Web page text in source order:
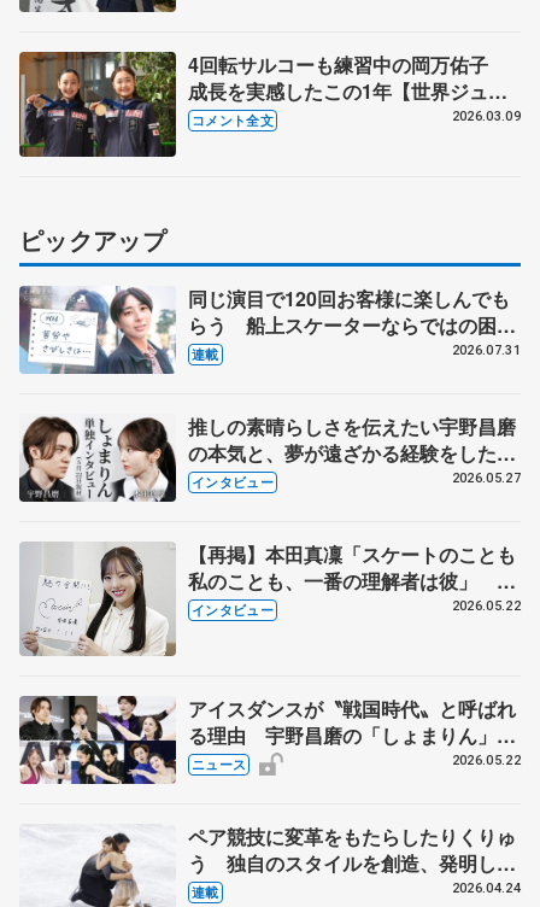
4回転サルコーも練習中の岡万佑子
成長を実感したこの1年【世界ジュニ
ア選手権・帰国後囲み】
コメント全文 2026.03.09
ピックアップ
同じ演目で120回お客様に楽しんでも
らう 船上スケーターならではの困難
とは 影響あったPIW前キャプテン松
連載 2026.07.31
推しの素晴らしさを伝えたい宇野昌磨
の本気と、夢が遠ざかる経験をした本
田真凜の覚悟
インタビュー 2026.05.27
【再掲】本田真凜「スケートのことも
私のことも、一番の理解者は彼」 引
退時の単独インタビューで語った競技
インタビュー 2026.05.22
アイスダンスが〝戦国時代〟と呼ばれ
る理由 宇野昌磨の「しょまりん」ら
実力者が相次いで参戦 国内の競争激
ニュース 2026.05.22
ペア競技に変革をもたらしたりくりゅ
う 独自のスタイルを創造、発明した
【引退発表後②】
連載 2026.04.24